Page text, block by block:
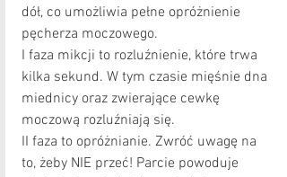
dół, co umożliwia pełne opróżnienie
pęcherza moczowego.
I faza mikcji to rozluźnienie, które trwa
kilka sekund. W tym czasie mięśnie dna
miednicy oraz zwierające cewkę
moczową rozluźniają się.
II faza to opróżnianie. Zwróć uwagę na
to, żeby NIE przeć! Parcie powoduje